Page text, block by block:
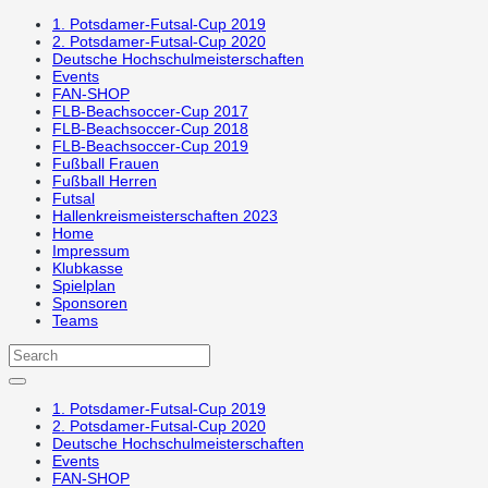
1. Potsdamer-Futsal-Cup 2019
2. Potsdamer-Futsal-Cup 2020
Deutsche Hochschulmeisterschaften
Events
FAN-SHOP
FLB-Beachsoccer-Cup 2017
FLB-Beachsoccer-Cup 2018
FLB-Beachsoccer-Cup 2019
Fußball Frauen
Fußball Herren
Futsal
Hallenkreismeisterschaften 2023
Home
Impressum
Klubkasse
Spielplan
Sponsoren
Teams
1. Potsdamer-Futsal-Cup 2019
2. Potsdamer-Futsal-Cup 2020
Deutsche Hochschulmeisterschaften
Events
FAN-SHOP